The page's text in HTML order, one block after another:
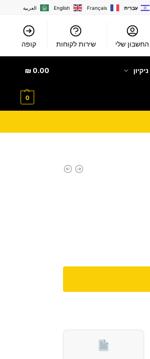
العربية English Français עִבְרִית
החשבון שלי שירות לקוחות קופה
ניקיון 0.00
₪
0